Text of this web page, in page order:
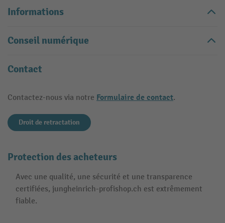
Informations
Conseil numérique
Contact
Contactez-nous via notre Formulaire de contact.
Droit de retractation
Protection des acheteurs
Avec une qualité, une sécurité et une transparence
certifiées, jungheinrich-profishop.ch est extrêmement
fiable.